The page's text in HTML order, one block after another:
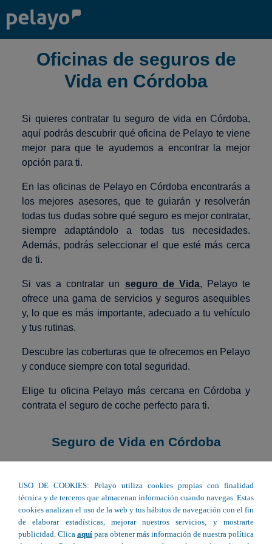
Oficinas de seguros de
Vida en Córdoba
Si quieres contratar tu seguro de vida en Córdoba,
aquí podrás descubrir qué oficina de Pelayo te viene
mejor para que te ayudemos a encontrar la mejor
opción para ti.
En las oficinas de Pelayo en Córdoba encontrarás a
los mejores asesores, que te guiarán y resolverán
todas tus dudas sobre qué seguro es mejor contratar,
siempre adaptándolo a todas tus necesidades.
Además, podrás seleccionar el que esté más cerca
de ti.
Si vas a contratar un seguro de Vida, Pelayo te
ofrece una gama de servicios y seguros asequibles
y, lo que es más importante, adecuado a tu vehículo
y tus rutinas.
Descubre las coberturas que te ofrecemos en Pelayo
y conduce siempre con total seguridad.
Elige tu oficina Pelayo más cercana en Córdoba y
contrata el seguro de coche perfecto para ti.
Seguro de Vida en Córdoba
C/ Conde de la Cortina 28 - Montilla
C/ Ntra. Sra. De los Remedios 12 - Priego
de Córdoba
USO DE COOKIES: Pelayo utiliza cookies propias con finalidad
técnica y de terceros que almacenan información cuando navegas. Estas
cookies analizan el uso de la web y tus hábitos de navegación con el fin
de elaborar estadísticas, mejorar nuestros servicios, y mostrarte
publicidad. Clica aquí para obtener más información de nuestra política